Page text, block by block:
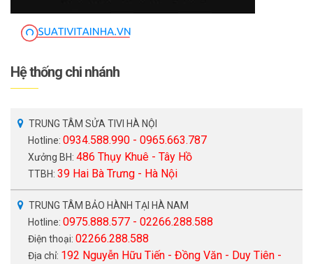
Hệ thống chi nhánh
TRUNG TÂM SỬA TIVI HÀ NỘI
Hotline: 0934.588.990 - 0965.663.787
Xưởng BH: 486 Thụy Khuê - Tây Hồ
TTBH: 39 Hai Bà Trưng - Hà Nội
TRUNG TÂM BẢO HÀNH TẠI HÀ NAM
Hotline: 0975.888.577 - 02266.288.588
Điện thoại: 02266.288.588
Địa chỉ: 192 Nguyễn Hữu Tiến - Đồng Văn - Duy Tiên -